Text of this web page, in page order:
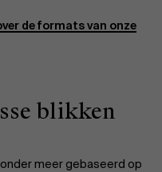
de formats van onze
blikken
meer gebaseerd op